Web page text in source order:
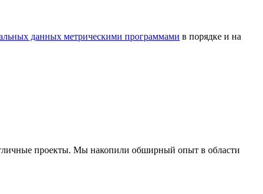
данных метрическими программами в порядке и на
проекты. Мы накопили обширный опыт в области